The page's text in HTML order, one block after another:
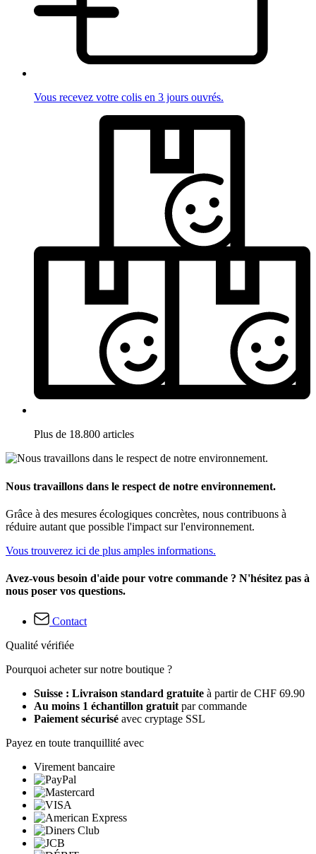
Vous recevez votre colis en 3 jours ouvrés.
Plus de 18.800 articles
Nous travaillons dans le respect de notre environnement.
Grâce à des mesures écologiques concrètes, nous contribuons à
réduire autant que possible l'impact sur l'environnement.
Vous trouverez ici de plus amples informations.
Avez-vous besoin d'aide pour votre commande ? N'hésitez pas à
nous poser vos questions.
Contact
Qualité vérifiée
Pourquoi acheter sur notre boutique ?
Suisse : Livraison standard gratuite à partir de CHF 69.90
Au moins 1 échantillon gratuitpar commande
Paiement sécurisé avec cryptage SSL
Payez en toute tranquillité avec
Virement bancaire